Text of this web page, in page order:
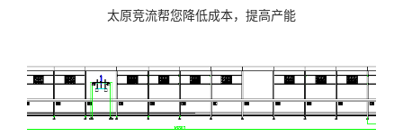
太原竞流帮您降低成本，提高产能